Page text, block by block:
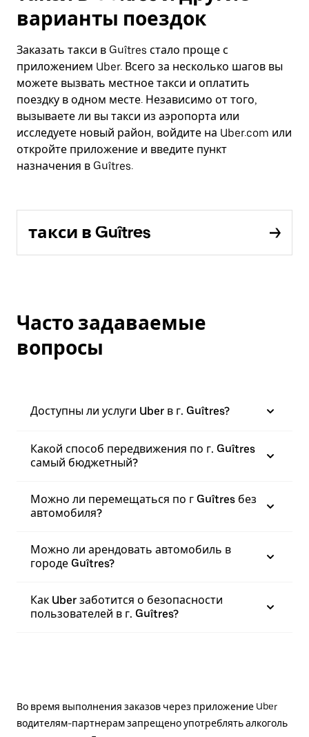
варианты поездок
Заказать такси в Guîtres стало проще с
приложением Uber. Всего за несколько шагов вы
можете вызвать местное такси и оплатить
поездку в одном месте. Независимо от того,
вызываете ли вы такси из аэропорта или
исследуете новый район, войдите на Uber.com или
откройте приложение и введите пункт
назначения в Guîtres.
такси в Guîtres
Часто задаваемые
вопросы
Доступны ли услуги Uber в г. Guîtres?
Какой способ передвижения по г. Guîtres
самый бюджетный?
Можно ли перемещаться по г Guîtres без
автомобиля?
Можно ли арендовать автомобиль в
городе Guîtres?
Как Uber заботится о безопасности
пользователей в г. Guîtres?
Во время выполнения заказов через приложение Uber
водителям-партнерам запрещено употреблять алкоголь